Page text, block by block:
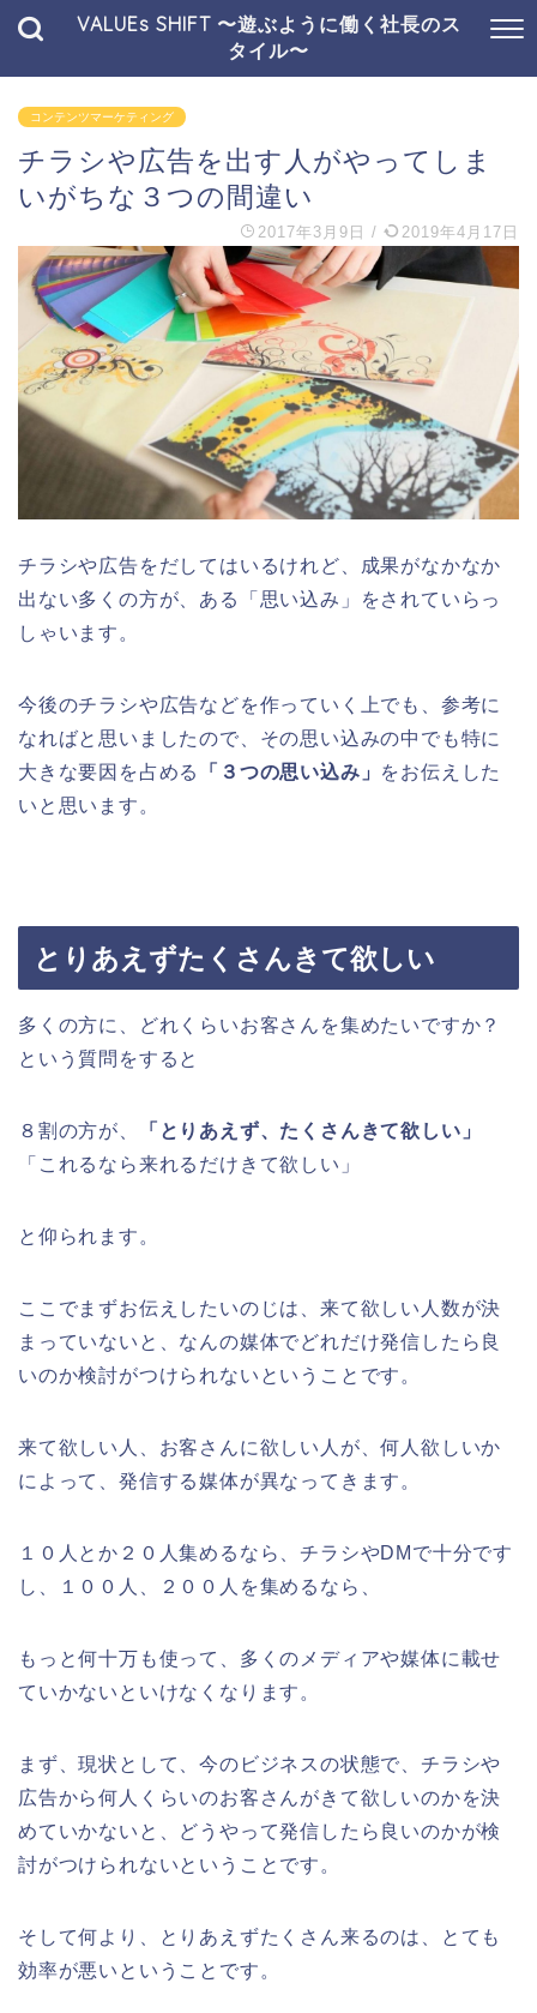
VALUEs SHIFT 〜遊ぶように働く社長のス
タイル〜
コンテンツマーケティング
チラシや広告を出す人がやってしま
いがちな３つの間違い
2017年3月9日 / 2019年4月17日
チラシや広告をだしてはいるけれど、成果がなかなか
出ない多くの方が、ある「思い込み」をされていらっ
しゃいます。
今後のチラシや広告などを作っていく上でも、参考に
なればと思いましたので、その思い込みの中でも特に
大きな要因を占める
「３つの思い込み」 をお伝えした
いと思います。
とりあえずたくさんきて欲しい
多くの方に、どれくらいお客さんを集めたいですか？
という質問をすると
８割の方が、
「とりあえず、たくさんきて欲しい」
「これるなら来れるだけきて欲しい」
と仰られます。
ここでまずお伝えしたいのじは、来て欲しい人数が決
まっていないと、なんの媒体でどれだけ発信したら良
いのか検討がつけられないということです。
来て欲しい人、お客さんに欲しい人が、何人欲しいか
によって、発信する媒体が異なってきます。
１０人とか２０人集めるなら、チラシやDMで十分です
し、１００人、２００人を集めるなら、
もっと何十万も使って、多くのメディアや媒体に載せ
ていかないといけなくなります。
まず、現状として、今のビジネスの状態で、チラシや
広告から何人くらいのお客さんがきて欲しいのかを決
めていかないと、どうやって発信したら良いのかが検
討がつけられないということです。
そして何より、とりあえずたくさん来るのは、とても
効率が悪いということです。